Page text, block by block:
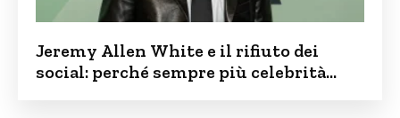
Jeremy Allen White e il rifiuto dei
social: perché sempre più celebrità